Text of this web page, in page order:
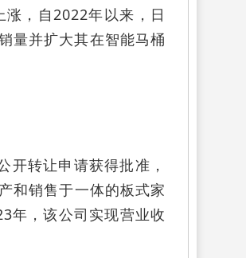
，自2022年以来，日
量并扩大其在智能马桶
转让申请获得批准，
和销售于一体的板式家
年，该公司实现营业收